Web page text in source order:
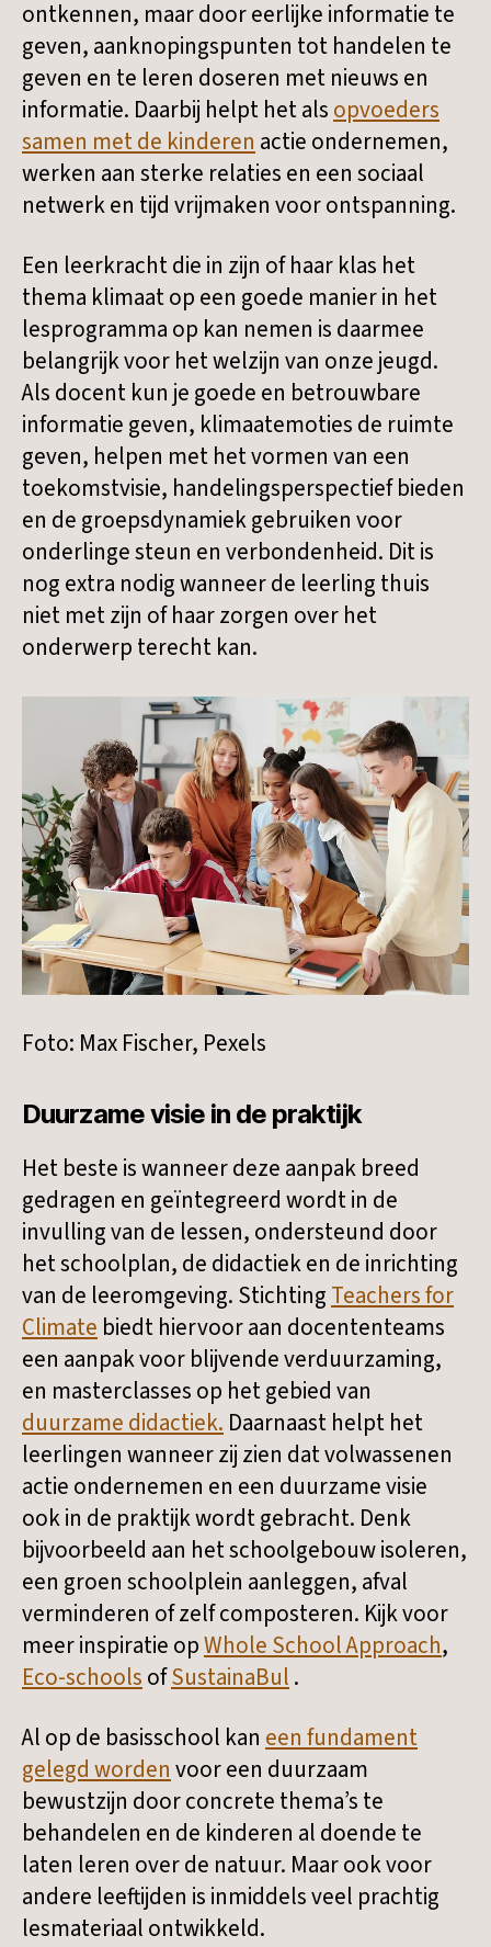
ontkennen, maar door eerlijke informatie te
geven, aanknopingspunten tot handelen te
geven en te leren doseren met nieuws en
informatie. Daarbij helpt het als opvoeders
samen met de kinderen actie ondernemen,
werken aan sterke relaties en een sociaal
netwerk en tijd vrijmaken voor ontspanning.
Een leerkracht die in zijn of haar klas het
thema klimaat op een goede manier in het
lesprogramma op kan nemen is daarmee
belangrijk voor het welzijn van onze jeugd.
Als docent kun je goede en betrouwbare
informatie geven, klimaatemoties de ruimte
geven, helpen met het vormen van een
toekomstvisie, handelingsperspectief bieden
en de groepsdynamiek gebruiken voor
onderlinge steun en verbondenheid. Dit is
nog extra nodig wanneer de leerling thuis
niet met zijn of haar zorgen over het
onderwerp terecht kan.
Foto: Max Fischer, Pexels
Duurzame visie in de praktijk
Het beste is wanneer deze aanpak breed
gedragen en geïntegreerd wordt in de
invulling van de lessen, ondersteund door
het schoolplan, de didactiek en de inrichting
van de leeromgeving. Stichting Teachers for
Climate biedt hiervoor aan docententeams
een aanpak voor blijvende verduurzaming,
en masterclasses op het gebied van
duurzame didactiek. Daarnaast helpt het
leerlingen wanneer zij zien dat volwassenen
actie ondernemen en een duurzame visie
ook in de praktijk wordt gebracht. Denk
bijvoorbeeld aan het schoolgebouw isoleren,
een groen schoolplein aanleggen, afval
verminderen of zelf composteren. Kijk voor
meer inspiratie opWhole School Approach,
Eco-schools ofSustainaBul .
Al op de basisschool kan een fundament
gelegd worden voor een duurzaam
bewustzijn door concrete thema’s te
behandelen en de kinderen al doende te
laten leren over de natuur. Maar ook voor
andere leeftijden is inmiddels veel prachtig
lesmateriaal ontwikkeld.